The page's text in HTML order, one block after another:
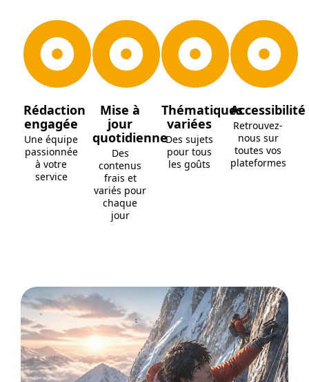
Rédaction
engagée
Une équipe
passionnée
à votre
service
Mise à
jour
quotidienne
Des
contenus
frais et
variés pour
chaque
jour
Thématiques
variées
Des sujets
pour tous
les goûts
Accessibilité
Retrouvez-
nous sur
toutes vos
plateformes